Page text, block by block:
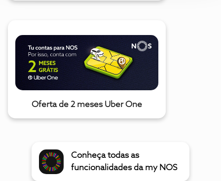
Oferta de 2 meses Uber One
Conheça todas as
funcionalidades da my NOS